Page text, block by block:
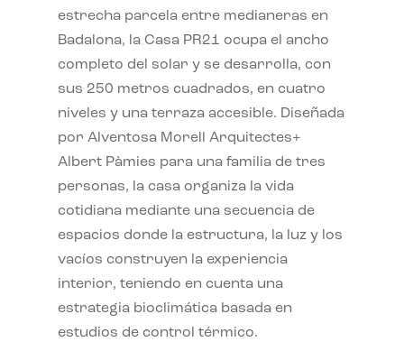
estrecha parcela entre medianeras en
Badalona, la Casa PR21 ocupa el ancho
completo del solar y se desarrolla, con
sus 250 metros cuadrados, en cuatro
niveles y una terraza accesible. Diseñada
por Alventosa Morell Arquitectes+
Albert Pàmies para una familia de tres
personas, la casa organiza la vida
cotidiana mediante una secuencia de
espacios donde la estructura, la luz y los
vacíos construyen la experiencia
interior, teniendo en cuenta una
estrategia bioclimática basada en
estudios de control térmico.